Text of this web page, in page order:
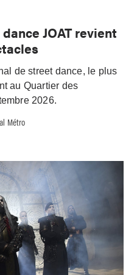
JOAT revient
de street dance, le plus
au Quartier des
2026.
Métro